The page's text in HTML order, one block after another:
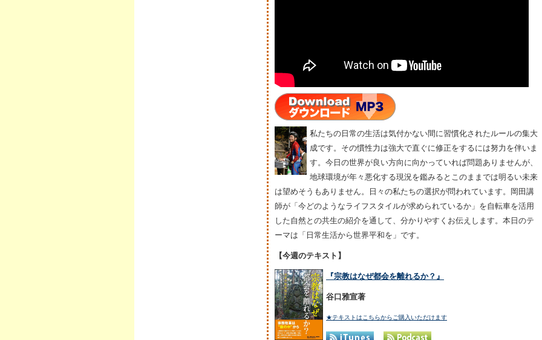
私たちの日常の生活は気付かない間に習慣化されたルールの集大
成です。その慣性力は強大で直ぐに修正をするには努力を伴いま
す。今日の世界が良い方向に向かっていれば問題ありませんが、
地球環境が年々悪化する現況を鑑みるとこのままでは明るい未来
は望めそうもありません。日々の私たちの選択が問われています。岡田講
師が「今どのようなライフスタイルが求められているか」を自転車を活用
した自然との共生の紹介を通して、分かりやすくお伝えします。本日のテ
ーマは「日常生活から世界平和を」です。
【今週のテキスト】
『宗教はなぜ都会を離れるか？』
谷口雅宣著
★テキストはこちらからご購入いただけます